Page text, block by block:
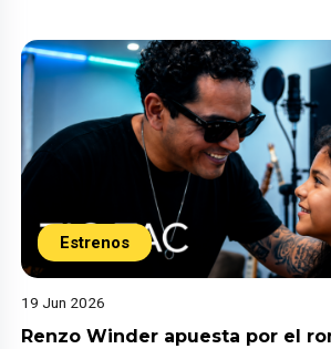
Estrenos
19 Jun 2026
Renzo Winder apuesta por el